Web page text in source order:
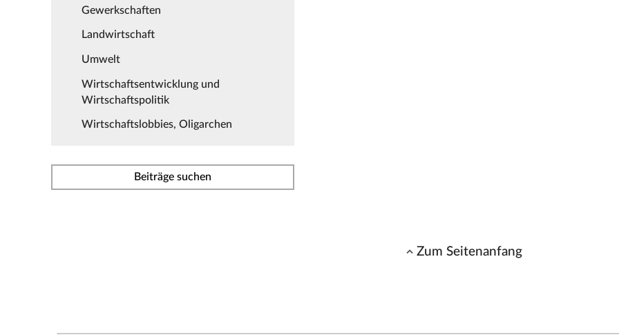
Gewerkschaften
Landwirtschaft
Umwelt
Wirtschaftsentwicklung und
Wirtschaftspolitik
Wirtschaftslobbies, Oligarchen
Beiträge suchen
Zum Seitenanfang